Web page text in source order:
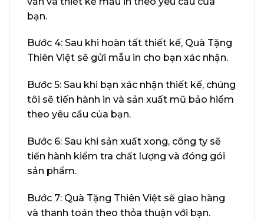
bạn.
Bước 4: Sau khi hoàn tất thiết kế, Quà Tặng
Thiên Việt sẽ gửi mẫu in cho bạn xác nhận.
Bước 5: Sau khi bạn xác nhận thiết kế, chúng
tôi sẽ tiến hành in và sản xuất mũ bảo hiểm
theo yêu cầu của bạn.
Bước 6: Sau khi sản xuất xong, công ty sẽ
tiến hành kiểm tra chất lượng và đóng gói
sản phẩm.
Bước 7: Quà Tặng Thiên Việt sẽ giao hàng
và thanh toán theo thỏa thuận với bạn.